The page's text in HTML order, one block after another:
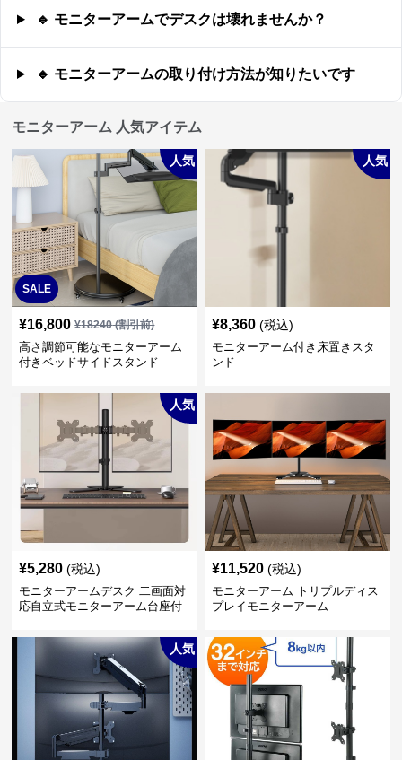
🔹 モニターアームでデスクは壊れませんか？
🔹 モニターアームの取り付け方法が知りたいです
モニターアーム 人気アイテム
SALE
人気
¥16,800 ¥18240(割引前)
高さ調節可能なモニターアーム
付きベッドサイドスタンド
人気
¥8,360 (税込)
モニターアーム付き床置きスタ
ンド
人気
¥5,280 (税込)
モニターアームデスク 二画面対
応自立式モニターアーム台座付
¥11,520 (税込)
モニターアーム トリプルディス
プレイモニターアーム
人気